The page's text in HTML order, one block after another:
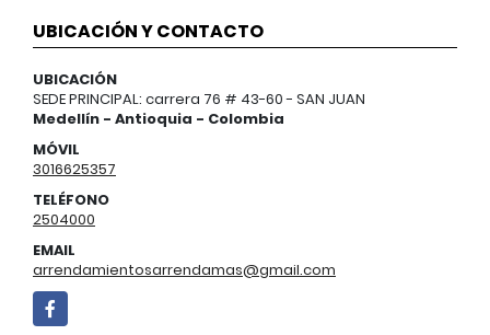
UBICACIÓN Y CONTACTO
UBICACIÓN
SEDE PRINCIPAL: carrera 76 # 43-60 - SAN JUAN
Medellín - Antioquia - Colombia
MÓVIL
3016625357
TELÉFONO
2504000
EMAIL
arrendamientosarrendamas@gmail.com
Facebook